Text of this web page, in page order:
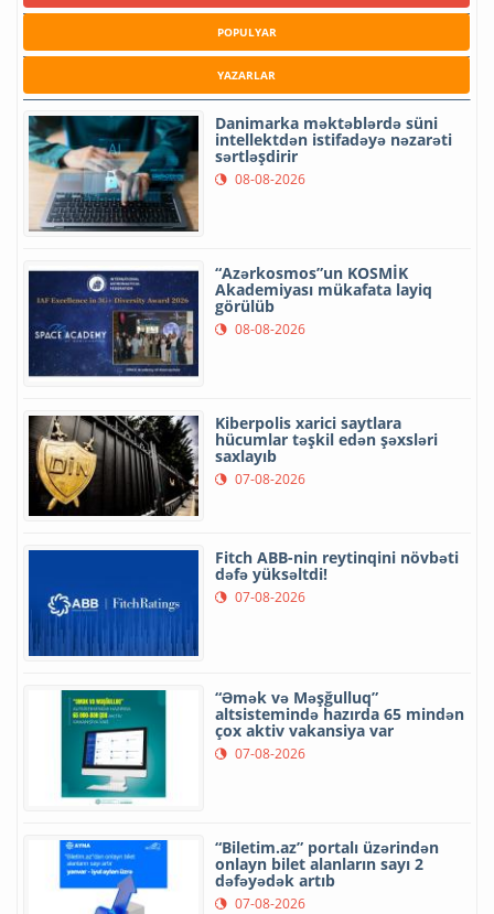
POPULYAR
YAZARLAR
Danimarka məktəblərdə süni
intellektdən istifadəyə nəzarəti
sərtləşdirir
08-08-2026
“Azərkosmos”un KOSMİK
Akademiyası mükafata layiq
görülüb
08-08-2026
Kiberpolis xarici saytlara
hücumlar təşkil edən şəxsləri
saxlayıb
07-08-2026
Fitch ABB-nin reytinqini növbəti
dəfə yüksəltdi!
07-08-2026
“Əmək və Məşğulluq”
altsistemində hazırda 65 mindən
çox aktiv vakansiya var
07-08-2026
“Biletim.az” portalı üzərindən
onlayn bilet alanların sayı 2
dəfəyədək artıb
07-08-2026